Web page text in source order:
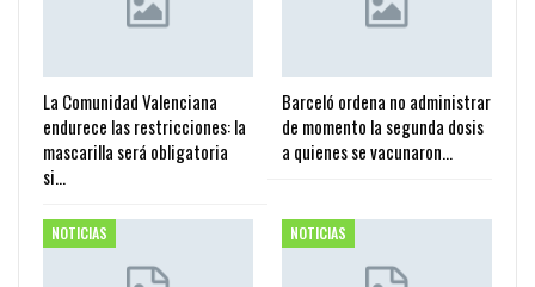
La Comunidad Valenciana
endurece las restricciones: la
mascarilla será obligatoria
si…
Barceló ordena no administrar
de momento la segunda dosis
a quienes se vacunaron…
NOTICIAS NOTICIAS